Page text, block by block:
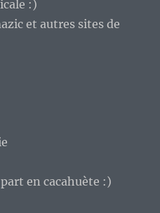
:)
et autres sites de
en cacahuète :)